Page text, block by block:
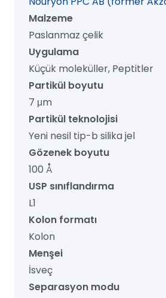
1/pk
adet
Malzeme
Paslanmaz çelik
Uygulama
Küçük moleküller, Peptitler
Partikül boyutu
7 μm
Partikül teknolojisi
Yeni nesil tip-b silika jel
Gözenek boyutu
100 Å
USP sınıflandırma
L1
Kolon formatı
Kolon
Menşei
İsveç
Separasyon modu